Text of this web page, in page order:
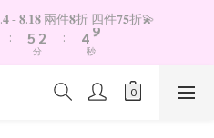
- 𝟖.𝟏𝟖 兩件𝟖折 四件𝟕𝟓折💫
:
6
5
4
3
2
1
分
:
5
4
3
1
9
8
7
5
秒